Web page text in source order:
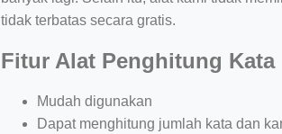
tidak terbatas secara gratis.
Fitur Alat Penghitung Kata
Mudah digunakan
Dapat menghitung jumlah kata dan